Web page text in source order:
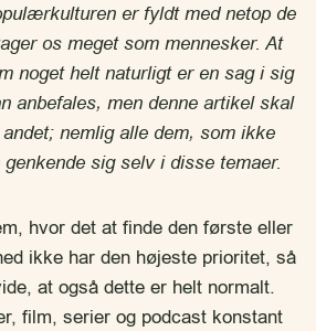
er fyldt med netop de
os meget som mennesker. At
noget helt naturligt er en sag i sig
anbefales, men denne artikel skal
nemlig alle dem, som ikke
sig selv i disse temaer.
hvor det at finde den første eller
ikke har den højeste prioritet, så
at også dette er helt normalt.
film, serier og podcast konstant